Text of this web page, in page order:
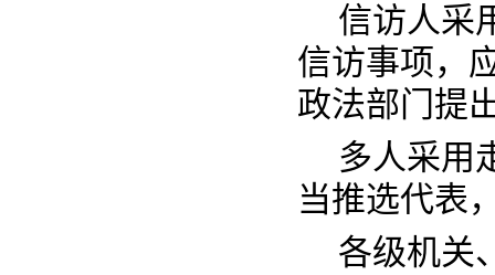
信访人采
信访事项，
政法部门提
多人采用
当推选代表
各级机关